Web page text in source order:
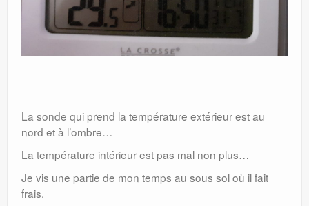
La sonde qui prend la température extérieur est au
nord et à l’ombre…
La température intérieur est pas mal non plus…
Je vis une partie de mon temps au sous sol où il fait
frais.